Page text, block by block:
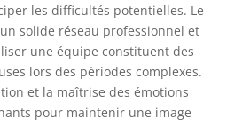
les difficultés potentielles. Le
solide réseau professionnel et
une équipe constituent des
lors des périodes complexes.
et la maîtrise des émotions
pour maintenir une image